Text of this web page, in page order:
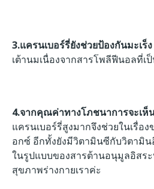
3.แครนเบอร์รี่ยังช่วยป้องกันมะเร็ง
เต้านมเนื่องจากสารโพลีฟีนอลที่
4.จากคุณค่าทางโภชนาการจะเห็
แครนเบอร์รี่สูงมากจึงช่วยในเรื่อ
อกซ์ อีกทั้งยังมีวิตามินซีกับวิตามิ
ในรูปแบบของสารต้านอนุมูลอิสร
สุขภาพร่างกายเราค่ะ